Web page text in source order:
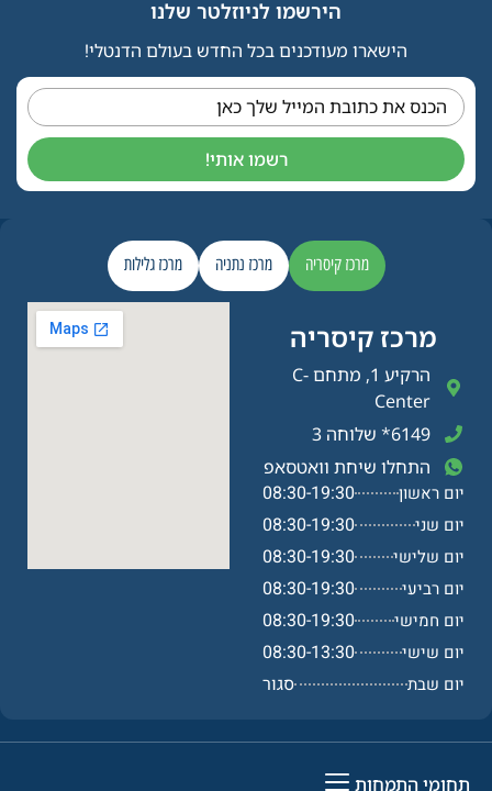
הירשמו לניוזלטר שלנו
הישארו מעודכנים בכל החדש בעולם הדנטלי!
הכנס את כתובת המייל שלך כאן
רשמו אותי!
מרכז קיסריה מרכז נתניה מרכז גלילות
מרכז קיסריה​
הרקיע 1, מתחם C-
Center
6149* שלוחה 3
התחלו שיחת וואטסאפ
יום ראשון
08:30-19:30
יום שני 08:30-19:30
יום שלישי 08:30-19:30
יום רביעי 08:30-19:30
יום חמישי 08:30-19:30
יום שישי 08:30-13:30
יום שבת סגור
תחומי התמחות